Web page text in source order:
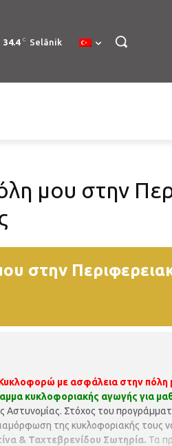
34.4 C Selânik
μου στην
στην
με ασφάλεια στην πόλη
κυκλοφοριακής αγωγής για
Αστυνομίας. Στόχος του
της κυκλοφοριακής τους
& Ταχτεβρενίδου Σωτηρία. Τα